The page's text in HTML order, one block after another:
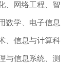
、网络工程、智
数学、电子信息
、信息与计算科
与信息系统、测